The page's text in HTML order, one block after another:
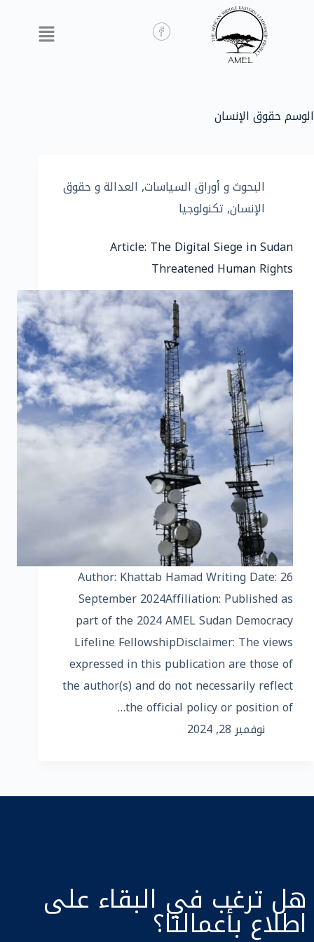
الوسمحقوق الإنسان
البحوث و أوراق السياسات, العدالة و حقوق
الإنسان,تكنولوجيا
Article: The Digital Siege in Sudan
Threatened Human Rights
Author: Khattab Hamad Writing Date: 26
September 2024Affiliation: Published as
part of the 2024 AMEL Sudan Democracy
Lifeline FellowshipDisclaimer: The views
expressed in this publication are those of
the author(s) and do not necessarily reflect
the official policy or position of…
نوفمبر 28, 2024
هل ترغب في البقاء على
اطلاع بأعمالنا؟